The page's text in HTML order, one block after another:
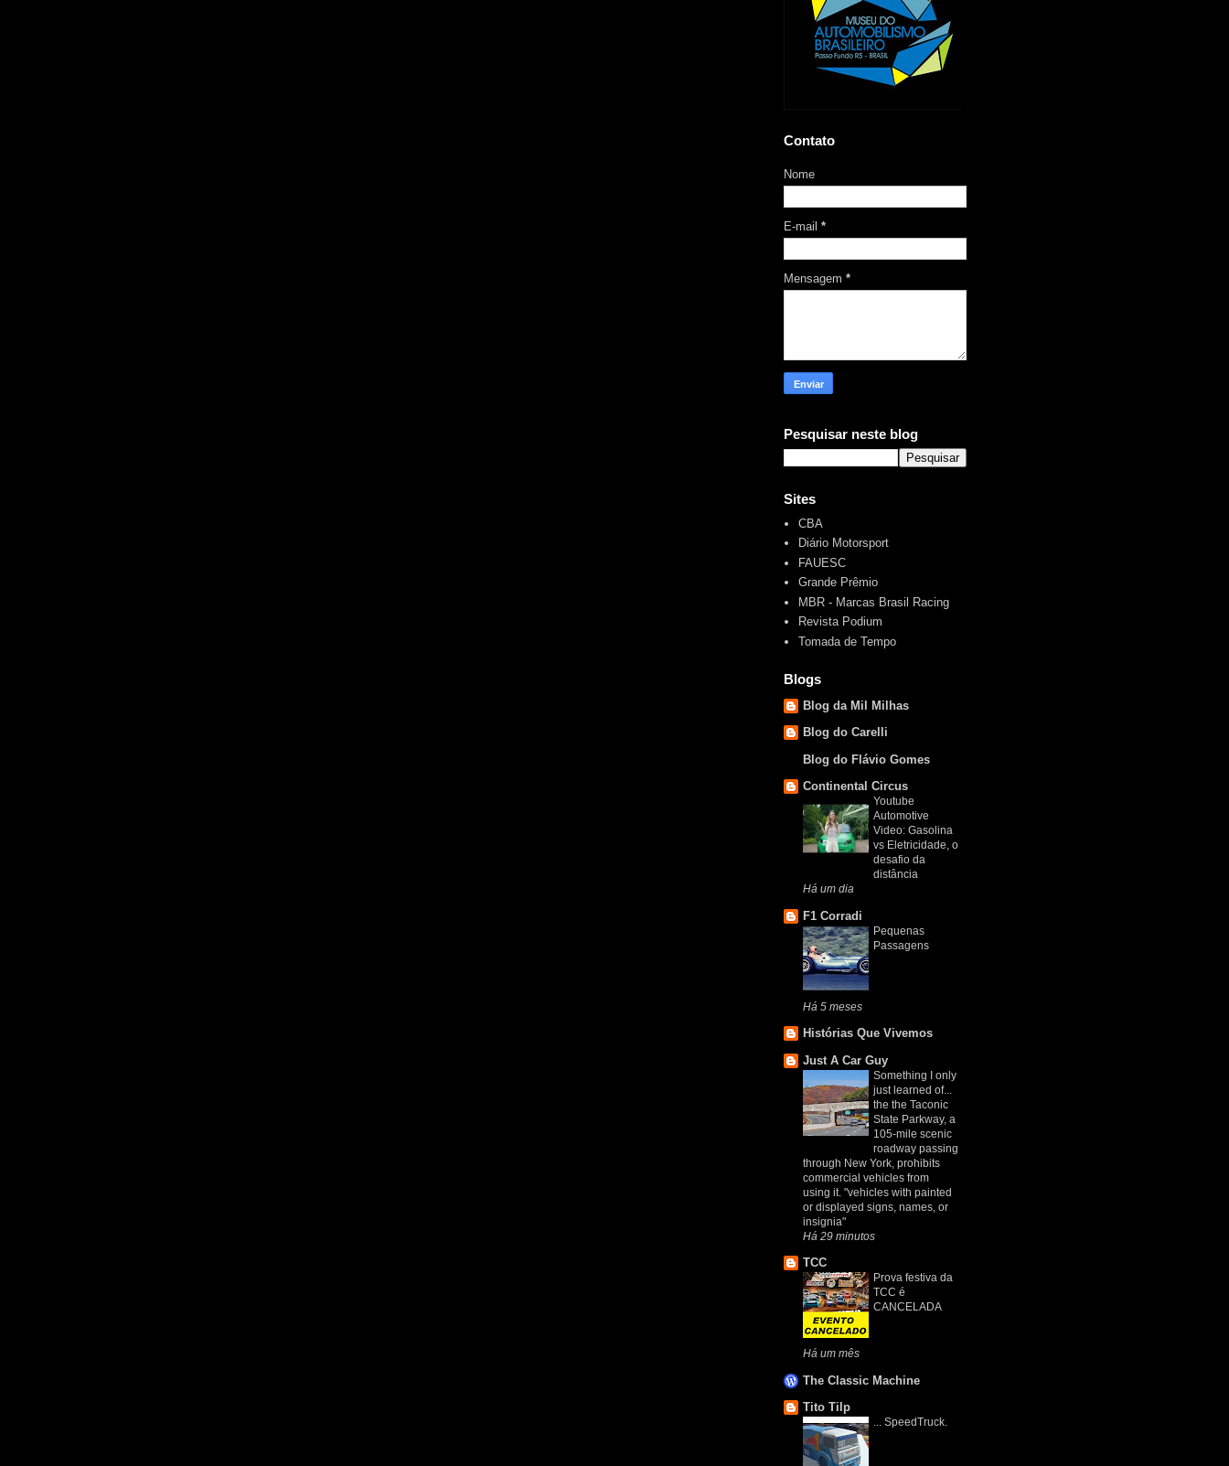
Contato
Nome
E-mail *
Mensagem *
Pesquisar neste blog
Sites
CBA
Diário Motorsport
FAUESC
Grande Prêmio
MBR - Marcas Brasil Racing
Revista Podium
Tomada de Tempo
Blogs
Blog da Mil Milhas
Blog do Carelli
Blog do Flávio Gomes
Continental Circus
Youtube
Automotive
Video: Gasolina
vs Eletricidade, o
desafio da
distância
Há um dia
F1 Corradi
Pequenas
Passagens
Há 5 meses
Histórias Que Vivemos
Just A Car Guy
Something I only
just learned of...
the the Taconic
State Parkway, a
105-mile scenic
roadway passing
through New York, prohibits
commercial vehicles from
using it. "vehicles with painted
or displayed signs, names, or
insignia"
Há 29 minutos
TCC
Prova festiva da
TCC é
CANCELADA
Há um mês
The Classic Machine
Tito Tilp
... SpeedTruck.